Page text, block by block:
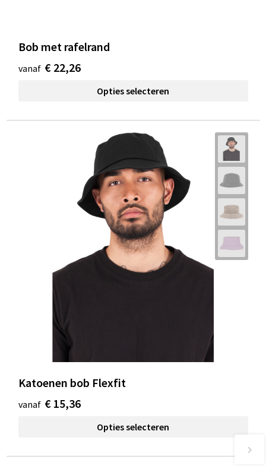
Bob met rafelrand
vanaf € 22,26
Opties selecteren
Katoenen bob Flexfit
vanaf € 15,36
Opties selecteren